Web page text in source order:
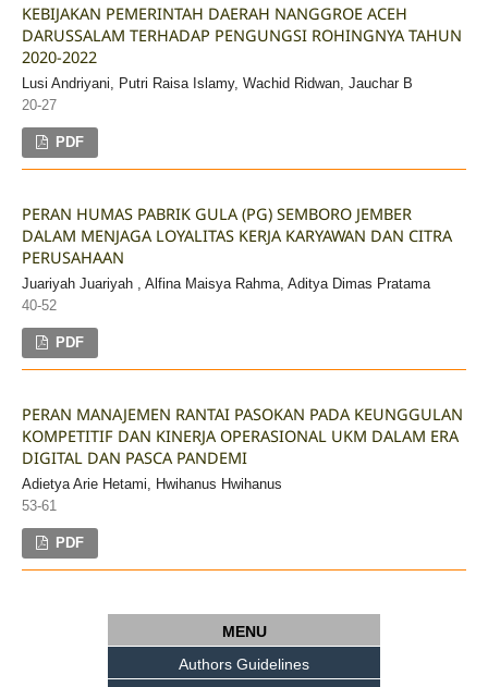
KEBIJAKAN PEMERINTAH DAERAH NANGGROE ACEH
DARUSSALAM TERHADAP PENGUNGSI ROHINGNYA TAHUN
2020-2022
Lusi Andriyani, Putri Raisa Islamy, Wachid Ridwan, Jauchar B
20-27
PDF
PERAN HUMAS PABRIK GULA (PG) SEMBORO JEMBER
DALAM MENJAGA LOYALITAS KERJA KARYAWAN DAN CITRA
PERUSAHAAN
Juariyah Juariyah , Alfina Maisya Rahma, Aditya Dimas Pratama
40-52
PDF
PERAN MANAJEMEN RANTAI PASOKAN PADA KEUNGGULAN
KOMPETITIF DAN KINERJA OPERASIONAL UKM DALAM ERA
DIGITAL DAN PASCA PANDEMI
Adietya Arie Hetami, Hwihanus Hwihanus
53-61
PDF
MENU
Authors Guidelines